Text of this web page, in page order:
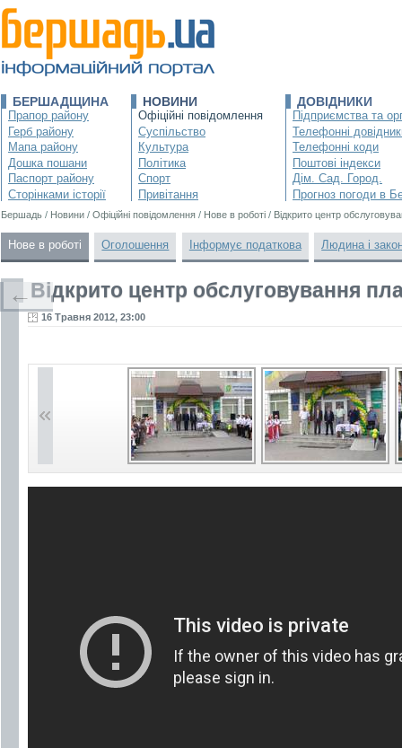
БЕРШАДЩИНА
Прапор району
Герб району
Мапа району
Дошка пошани
Паспорт району
Сторінками історії
НОВИНИ
Офіційні повідомлення
Суспільство
Культура
Політика
Спорт
Привітання
ДОВІДНИКИ
Підприємства та
Телефонні
Телефонні коди
Поштові індекси
Дім. Сад. Город.
Прогноз погоди в
Бершадь / Новини / Офіційні повідомлення / Нове в роботі / Відкрито центр
Нове в роботі Оголошення Інформує податкова Людина і
Відкрито центр обслуговування
16 Травня 2012, 23:00
←